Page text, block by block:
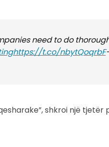
need to do
https://t.co/nbytQoqrbF
shkroi një tjetër